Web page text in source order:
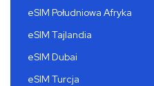
eSIM Południowa Afryka
eSIM Tajlandia
eSIM Dubai
eSIM Turcja